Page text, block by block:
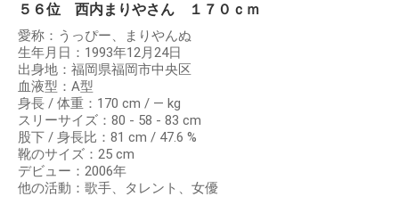
５６位 西内まりやさん １７０ｃｍ
愛称：うっぴー、まりやんぬ
生年月日：1993年12月24日
出身地：福岡県福岡市中央区
血液型：A型
身長 / 体重：170 cm / ― kg
スリーサイズ：80 - 58 - 83 cm
股下 / 身長比：81 cm / 47.6 %
靴のサイズ：25 cm
デビュー：2006年
他の活動：歌手、タレント、女優